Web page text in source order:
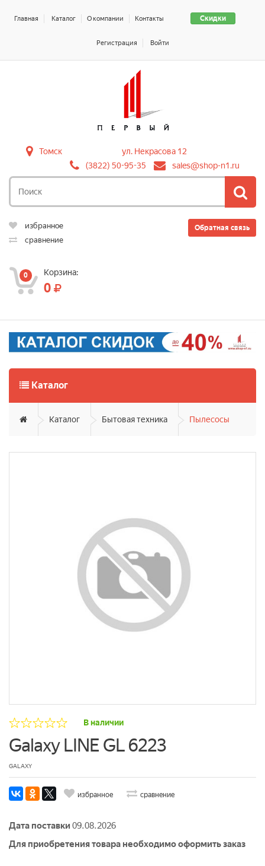
Скидки
Главная Каталог О компании Контакты
Регистрация Войти
Томск
ул. Некрасова 12
(3822) 50-95-35
sales@shop-n1.ru
Обратная связь
избранное
сравнение
0 Корзина:
0
Каталог
Каталог Бытовая техника Пылесосы
В наличии
Galaxy LINE GL 6223
GALAXY
избранное сравнение
Дата поставки 09.08.2026
Для приобретения товара необходимо оформить заказ